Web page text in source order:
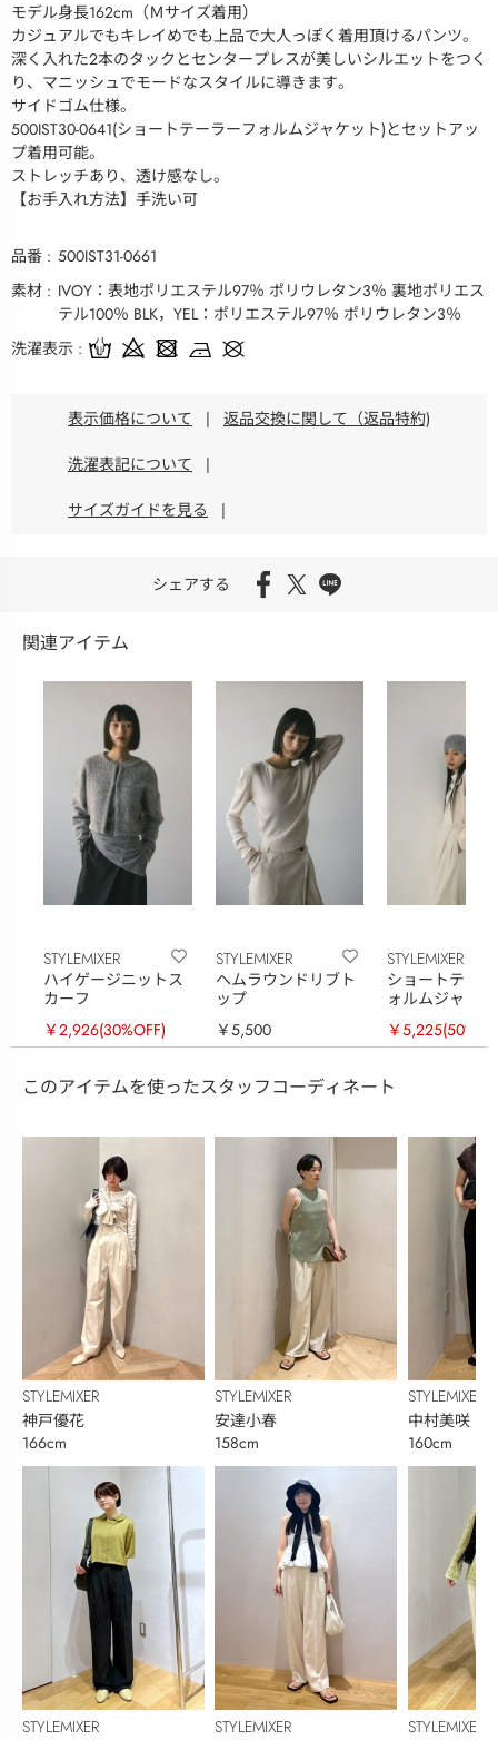
モデル身長162cm（Ｍサイズ着用）
カジュアルでもキレイめでも上品で大人っぽく着用頂けるパンツ。
深く入れた２本のタックとセンタープレスが美しいシルエットをつく
り、マニッシュでモードなスタイルに導きます。
サイドゴム仕様。
500IST30-0641(ショートテーラーフォルムジャケット)とセットアッ
プ着用可能。
ストレッチあり、透け感なし。
【お手入れ方法】手洗い可
品番
500IST31-0661
素材
IVOY：表地ポリエステル97％ ポリウレタン3％ 裏地ポリエス
テル100％ BLK，YEL：ポリエステル97％ ポリウレタン3％
洗濯表示
表示価格について | 返品交換に関して（返品特約)
洗濯表記について |
サイズガイドを見る |
シェアする
関連アイテム
STYLEMIXER
ハイゲージニットス
カーフ
￥2,926(30%OFF)
STYLEMIXER
ヘムラウンドリブト
ップ
￥5,500
STYLEMIXER
ショートテー
ォルムジャケ
￥5,225
このアイテムを使ったスタッフコーディネート
STYLEMIXER
神戸優花
166cm
STYLEMIXER
STYLEMIXER
安達小春
158cm
STYLEMIXER
STYLEMIXER
中村美咲
160cm
STYLEMIXER